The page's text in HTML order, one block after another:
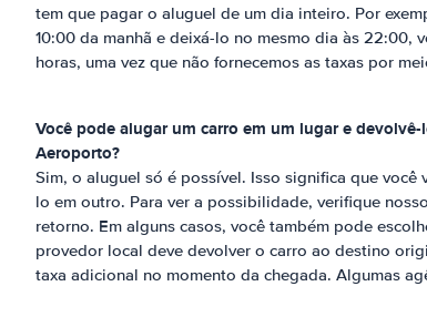
tem que pagar o aluguel de um dia inteiro. Por
10:00 da manhã e deixá-lo no mesmo dia às 22:00,
horas, uma vez que não fornecemos as taxas por
Você pode alugar um carro em um lugar e
Aeroporto?
Sim, o aluguel só é possível. Isso significa que você
lo em outro. Para ver a possibilidade, verifique
retorno. Em alguns casos, você também pode
provedor local deve devolver o carro ao destino
taxa adicional no momento da chegada. Algumas